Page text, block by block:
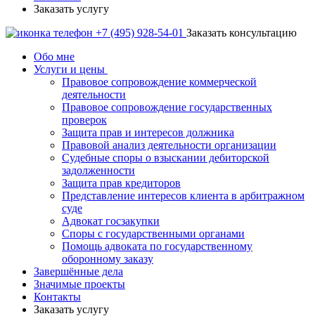
Заказать услугу
+7 (495) 928-54-01 Заказать консультацию
Обо мне
Услуги и цены
Правовое сопровождение коммерческой
деятельности
Правовое сопровождение государственных
проверок
Защита прав и интересов должника
Правовой анализ деятельности организации
Судебные споры о взыскании дебиторской
задолженности
Защита прав кредиторов
Представление интересов клиента в арбитражном
суде
Адвокат госзакупки
Споры с государственными органами
Помощь адвоката по государственному
оборонному заказу
Завершённые дела
Значимые проекты
Контакты
Заказать услугу